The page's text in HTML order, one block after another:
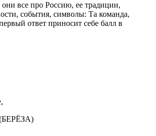
они все про Россию, ее традиции,
события, символы: Та команда,
ответ приносит себе балл в